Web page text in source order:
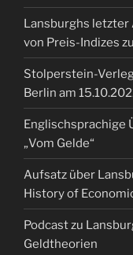
Lansburghs letzter
von Preis-Indizes
Stolperstein-
Berlin am
Englischsprachige
„Vom Gelde“
Aufsatz über
History of
Podcast zu
Geldtheorien